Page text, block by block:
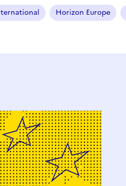
Horizon Europe